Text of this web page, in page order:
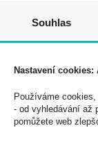
Souhlasím se
Souhlas
Nastavení
Používáme
- od vyhledávání až
pomůžete web